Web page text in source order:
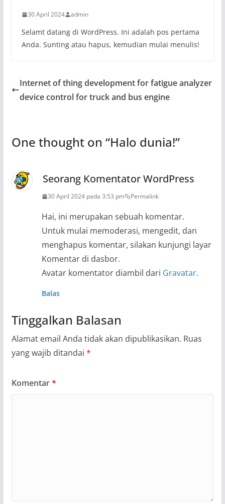
30 April 2024 admin
Selamt datang di WordPress. Ini adalah pos pertama
Anda. Sunting atau hapus, kemudian mulai menulis!
Internet of thing development for fatigue analyzer
device control for truck and bus engine
One thought on “Halo dunia!”
Seorang Komentator WordPress
30 April 2024 pada 3:53 pm Permalink
Hai, ini merupakan sebuah komentar.
Untuk mulai memoderasi, mengedit, dan
menghapus komentar, silakan kunjungi layar
Komentar di dasbor.
Avatar komentator diambil dari Gravatar.
Balas
Tinggalkan Balasan
Alamat email Anda tidak akan dipublikasikan. Ruas
yang wajib ditandai *
Komentar*